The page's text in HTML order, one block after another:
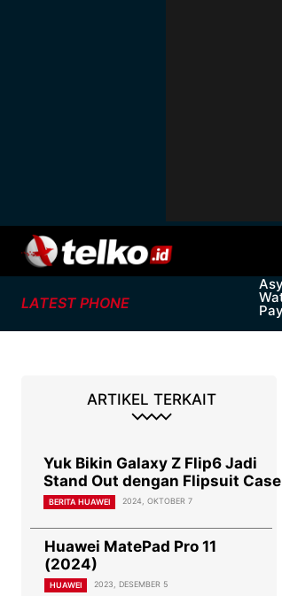
LATEST PHONE
ARTIKEL TERKAIT
Yuk Bikin Galaxy Z Flip6 Jadi
Stand Out dengan Flipsuit Case
BERITA HUAWEI 2024, OKTOBER 7
Huawei MatePad Pro 11
(2024)
HUAWEI 2023, DESEMBER 5